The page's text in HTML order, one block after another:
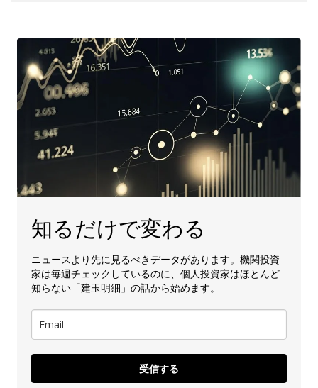
知るだけで変わる
ニュースより先に見るべきデータがあります。機関投資
家は毎週チェックしているのに、個人投資家はほとんど
知らない「建玉明細」の話から始めます。
受信する